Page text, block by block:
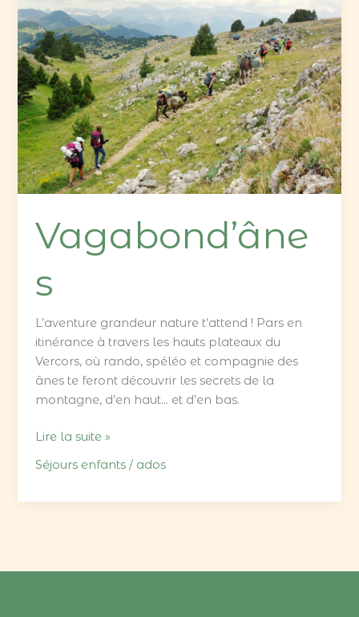
Vagabond’âne
s
L’aventure grandeur nature t’attend ! Pars en
itinérance à travers les hauts plateaux du
Vercors, où rando, spéléo et compagnie des
ânes te feront découvrir les secrets de la
montagne, d’en haut… et d’en bas.
Lire la suite »
Séjours enfants / ados